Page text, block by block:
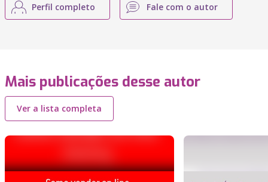
Perfil completo Fale com o autor
Mais publicações desse autor
Ver a lista completa